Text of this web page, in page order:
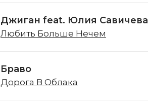
Джиган feat. Юлия Савичева
Любить Больше Нечем
Браво
Дорога В Облака